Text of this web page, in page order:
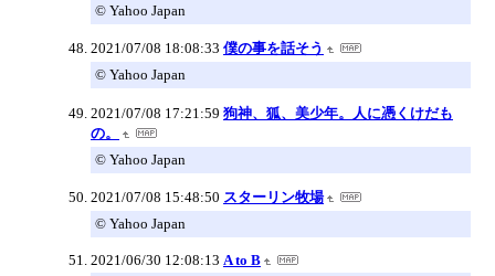
© Yahoo Japan
2021/07/08 18:08:33 僕の事を話そう
© Yahoo Japan
2021/07/08 17:21:59 狗神、狐、美少年。人に憑くけだも
の。
© Yahoo Japan
2021/07/08 15:48:50 スターリン牧場
© Yahoo Japan
2021/06/30 12:08:13 A to B